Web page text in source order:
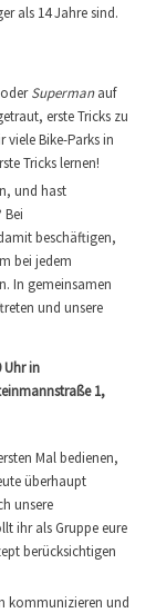
als 14 Jahre sind.
oderSupermanauf
erste Tricks zu
Bike-Parks in
Tricks lernen!
und hast
Bei
beschäftigen,
bei jedem
In gemeinsamen
und unsere
Uhr in
1,
Mal bedienen,
überhaupt
unsere
ihr als Gruppe eure
berücksichtigen
kommunizieren und